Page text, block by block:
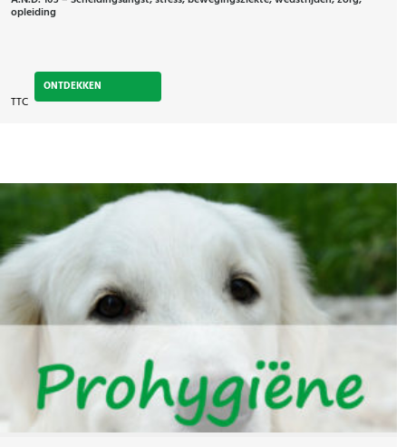
opleiding
TTC
ONTDEKKEN